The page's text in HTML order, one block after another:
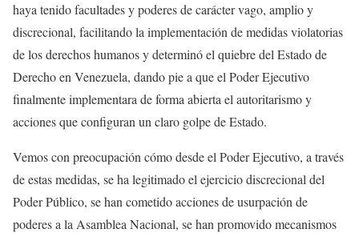
haya tenido facultades y poderes de carácter vago, amplio y
discrecional, facilitando la implementación de medidas violatorias
de los derechos humanos y determinó el quiebre del Estado de
Derecho en Venezuela, dando pie a que el Poder Ejecutivo
finalmente implementara de forma abierta el autoritarismo y
acciones que configuran un claro golpe de Estado.
Vemos con preocupación cómo desde el Poder Ejecutivo, a través
de estas medidas, se ha legitimado el ejercicio discrecional del
Poder Público, se han cometido acciones de usurpación de
poderes a la Asamblea Nacional, se han promovido mecanismos